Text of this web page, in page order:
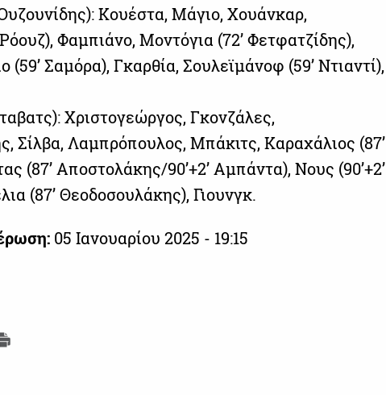
Κουέστα, Μάγιο, Χουάνκαρ,
Φαμπιάνο, Μοντόγια (72’ Φετφατζίδης),
(59’ Σαμόρα), Γκαρθία, Σουλεϊμάνοφ (59’ Ντιαντί),
Χριστογεώργος, Γκονζάλες,
Σίλβα, Λαμπρόπουλος, Μπάκιτς, Καραχάλιος (87’
(87’ Αποστολάκης/90’+2’ Αμπάντα), Νους (90’+2’
(87’ Θεοδοσουλάκης), Γιουνγκ.
05 Ιανουαρίου 2025 - 19:15